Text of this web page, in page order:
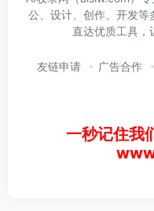
公、设计、创作、开发等
直达优质工具，
友链申请 广告合作
一秒记住我